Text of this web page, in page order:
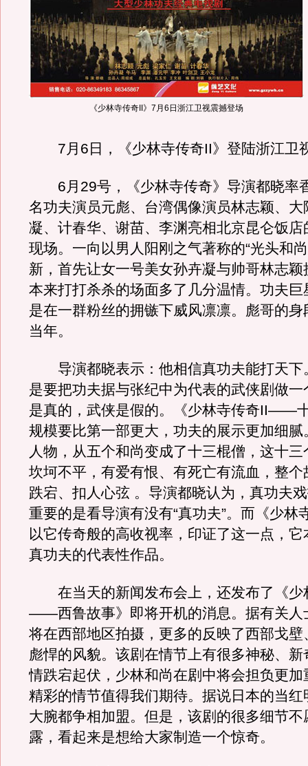
《少林寺传奇II》7月6日浙江卫视震撼登场
7月6日，《少林寺传奇II》登陆浙江卫
6月29号，《少林寺传奇》导演都晓率
名功夫演员元彪、台湾偶像演员林志颖、大
凝、计春华、谢苗、李渊亮相北京昆仑饭店
现场。一向以男人阳刚之气著称的“光头和
新，首先让女一号美女孙卉凝与帅哥林志颖
本来打打杀杀的场面多了几分温情。功夫巨
是在一群粉丝的拥镞下威风凛凛。彪哥的身
当年。
导演都晓表示：他相信真功夫能打天下
是要把功夫据与张纪中为代表的武侠剧做一
是真的，武侠是假的。《少林寺传奇II——
规模要比第一部更大，功夫的展示更加细腻
人物，从五个和尚变成了十三棍僧，这十
坎坷不平，有爱有恨、有死亡有流血，整个
跌宕、扣人心弦 。导演都晓认为，真功夫
重要的是看导演有没有“真功夫”。而《少林
以它传奇般的高收视率，印证了这一点，
真功夫的代表性作品。
在当天的新闻发布会上，还发布了《少
——西鲁故事》即将开机的消息。据有关人
将在西部地区拍摄，更多的反映了西部戈壁
彪悍的风貌。该剧在情节上有很多神秘、
情跌宕起伏，少林和尚在剧中将会担负更加
精彩的情节值得我们期待。据说日本的当红
大腕都争相加盟。但是，该剧的很多细节不
露，看起来是想给大家制造一个惊奇。